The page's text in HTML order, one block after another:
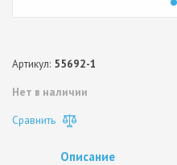
Артикул: 55692-1
Нет в наличии
Сравнить
Описание